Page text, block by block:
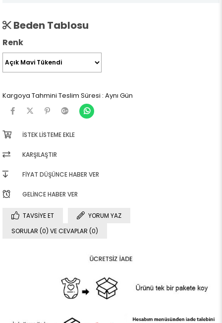
Beden Tablosu
Renk
Kargoya Tahmini Teslim Süresi : Aynı Gün
İSTEK LISTEME EKLE
KARŞILAŞTIR
FIYAT DÜŞÜNCE HABER VER
GELINCE HABER VER
TAVSIYE ET
YORUM YAZ
SORULAR (0) VE CEVAPLAR (0)